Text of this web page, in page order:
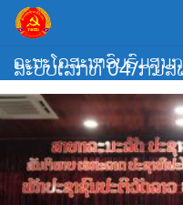
Skip
content
ຄະນະໂຄສະນາອົບຮົມສູນ
ສະບັບເລກທີ 04/ກມສ